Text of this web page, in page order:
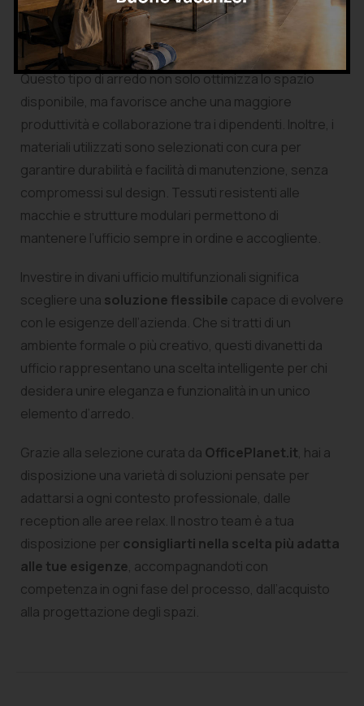
divani per ufficicon funzioni aggiuntive come
tavolini
integrati , prese di corrente eporte USB
rispondendo così alle esigenze tecnologiche odierne.
Questo tipo di arredo non solo ottimizza lo spazio
disponibile, ma favorisce anche una maggiore
produttività e collaborazione tra i dipendenti. Inoltre, i
materiali utilizzati sono selezionati con cura per
garantire durabilità e facilità di manutenzione, senza
compromessi sul design. Tessuti resistenti alle
macchie e strutture modulari permettono di
mantenere l’ufficio sempre in ordine e accogliente.
Investire in divani ufficio multifunzionali significa
scegliere una soluzione flessibile capace di evolvere
con le esigenze dell’azienda. Che si tratti di un
ambiente formale o più creativo, questi divanetti da
ufficio rappresentano una scelta intelligente per chi
desidera unire eleganza e funzionalità in un unico
elemento d’arredo.
Grazie alla selezione curata da OfficePlanet.it, hai a
disposizione una varietà di soluzioni pensate per
adattarsi a ogni contesto professionale, dalle
reception alle aree relax. Il nostro team è a tua
disposizione per consigliarti nella scelta più adatta
alle tue esigenze, accompagnandoti con
competenza in ogni fase del processo, dall’acquisto
alla progettazione degli spazi.